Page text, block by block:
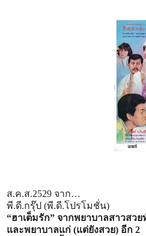
ส.ค.ส.2529 จาก…
พี.ดี.กรุ๊ป (พี.ดี.โปรโมชั่น)
“ฮาเต็มรัก” จากพยาบาลสาวสวย
และพยาบาลแก่ (แต่ยังสวย) อีก 2